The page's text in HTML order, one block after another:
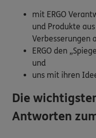
mit ERGO
und Produkte
Verbesserungen
ERGO den
und
uns mit ihren
Die
Antworten